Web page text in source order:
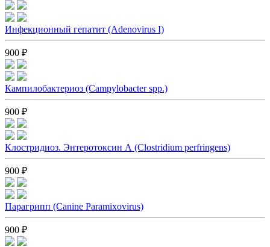
Инфекционный гепатит (Adenovirus I)
900 ₽
Кампилобактериоз (Campylobacter spp.)
900 ₽
Клостридиоз. Энтеротоксин А (Clostridium perfringens)
900 ₽
Парагрипп (Canine Рaramixovirus)
900 ₽